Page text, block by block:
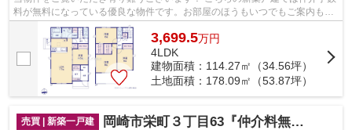
料が無料になっている優良な物件です。お部屋のほうもいつでもご案内もさ
せて頂きますのでお気軽にお問合せ下...
3,699.5万円
4LDK
建物面積：114.27㎡（34.56坪）
土地面積：178.09㎡（53.87坪）
売買 | 新築一戸建 岡崎市栄町３丁目63『仲介料無料』新築戸建て